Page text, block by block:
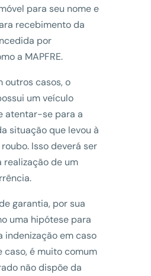
para seu nome e
recebimento da
por
a MAPFRE.
outros casos, o
um veículo
atentar-se para a
situação que levou à
Isso deverá ser
de um
garantia, por sua
uma hipótese para
indenização em caso
caso, é muito comum
não dispõe da